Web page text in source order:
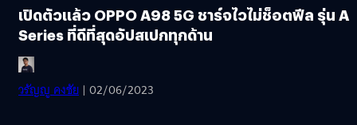
เปิดตัวแล้ว OPPO A98 5G ชาร์จไวไม่ช็อตฟีล รุ่น A
Series ที่ดีที่สุดอัปสเปกทุกด้าน
วรัญญู คงชัย | 02/06/2023